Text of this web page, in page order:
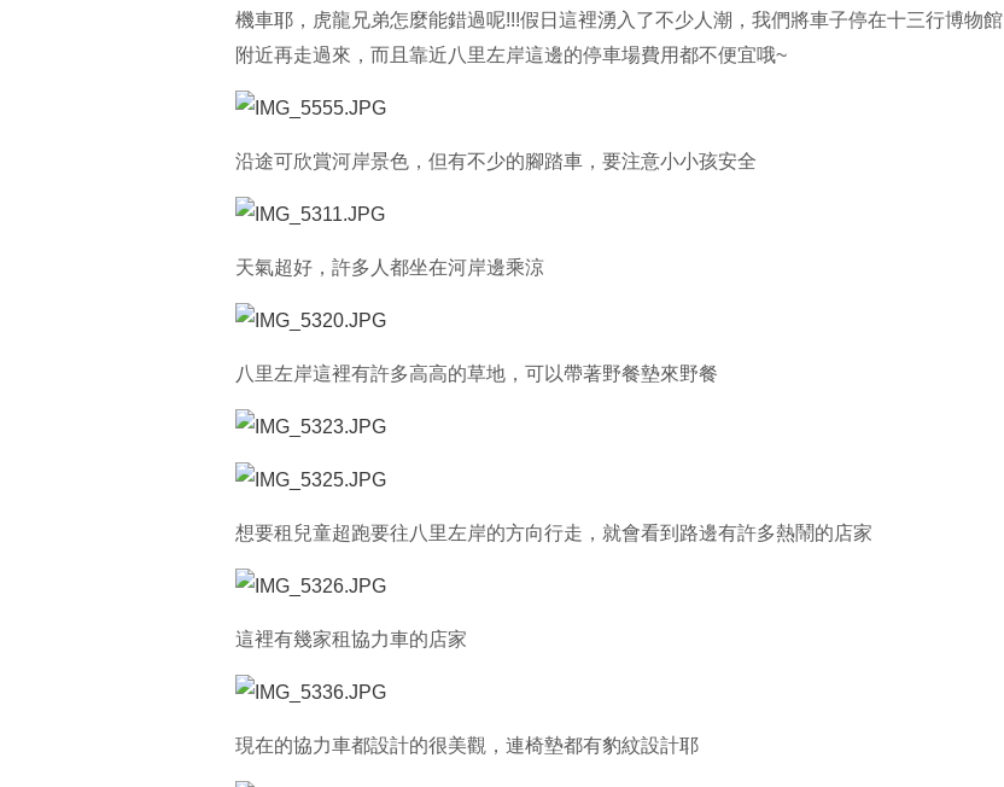
機車耶，虎龍兄弟怎麼能錯過呢!!!假日這裡湧入了不少人潮，我們將車子停在十三行博物館
附近再走過來，而且靠近八里左岸這邊的停車場費用都不便宜哦~
沿途可欣賞河岸景色，但有不少的腳踏車，要注意小小孩安全
天氣超好，許多人都坐在河岸邊乘涼
八里左岸這裡有許多高高的草地，可以帶著野餐墊來野餐
想要租兒童超跑要往八里左岸的方向行走，就會看到路邊有許多熱鬧的店家
這裡有幾家租協力車的店家
現在的協力車都設計的很美觀，連椅墊都有豹紋設計耶